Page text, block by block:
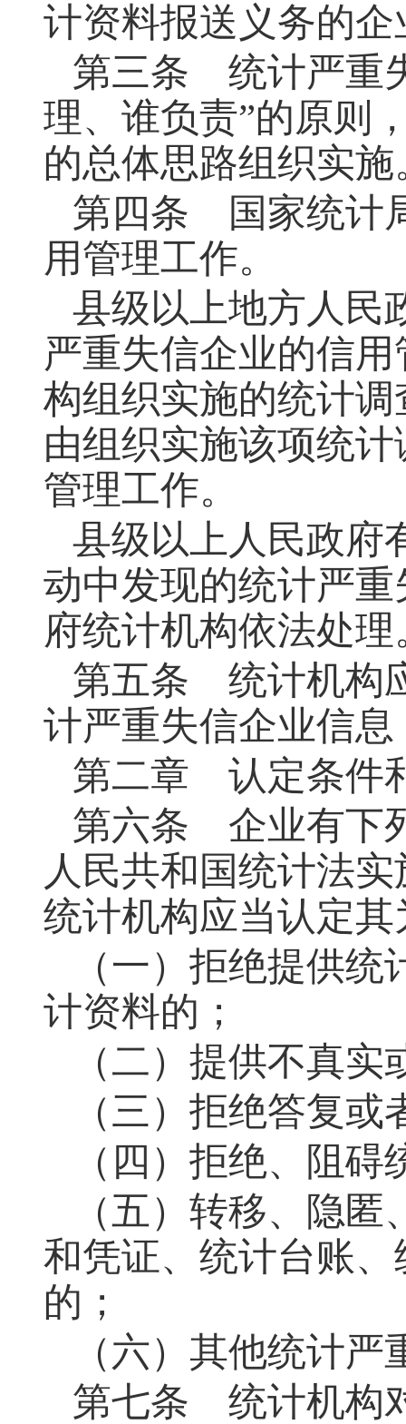
计资料报送义务的企
第三条 统计严重
理、谁负责”的原则
的总体思路组织实施
第四条 国家统计
用管理工作。
县级以上地方人民
严重失信企业的信
构组织实施的统计
由组织实施该项统
管理工作。
县级以上人民政府
动中发现的统计严
府统计机构依法处理
第五条 统计机构
计严重失信企业信
第二章 认定条件
第六条 企业有下
人民共和国统计法
统计机构应当认定
（一）拒绝提供
计资料的；
（二）提供不真
（三）拒绝答复
（四）拒绝、阻
（五）转移、隐
和凭证、统计台账
的；
（六）其他统计
第七条 统计机构